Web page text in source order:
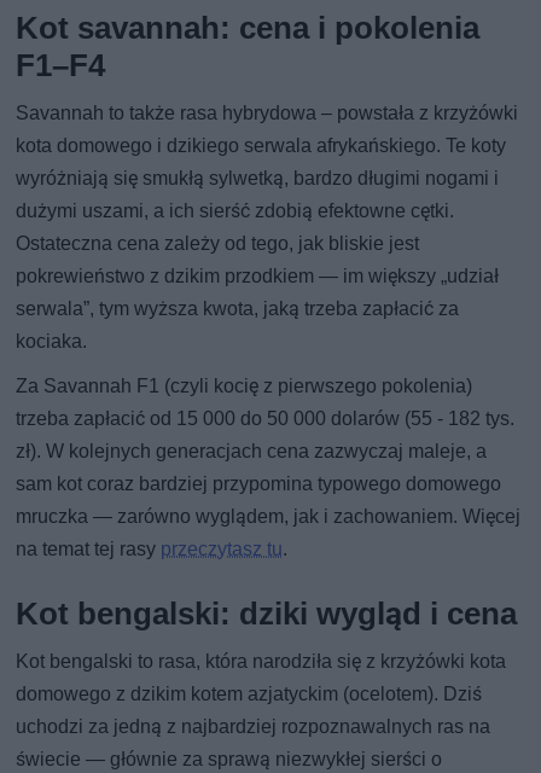
Kot savannah: cena i pokolenia
F1–F4
Savannah to także rasa hybrydowa – powstała z krzyżówki
kota domowego i dzikiego serwala afrykańskiego. Te koty
wyróżniają się smukłą sylwetką, bardzo długimi nogami i
dużymi uszami, a ich sierść zdobią efektowne cętki.
Ostateczna cena zależy od tego, jak bliskie jest
pokrewieństwo z dzikim przodkiem — im większy „udział
serwala”, tym wyższa kwota, jaką trzeba zapłacić za
kociaka.
Za Savannah F1 (czyli kocię z pierwszego pokolenia)
trzeba zapłacić od 15 000 do 50 000 dolarów (55 - 182 tys.
zł). W kolejnych generacjach cena zazwyczaj maleje, a
sam kot coraz bardziej przypomina typowego domowego
mruczka — zarówno wyglądem, jak i zachowaniem. Więcej
na temat tej rasy przeczytasz tu.
Kot bengalski: dziki wygląd i cena
Kot bengalski to rasa, która narodziła się z krzyżówki kota
domowego z dzikim kotem azjatyckim (ocelotem). Dziś
uchodzi za jedną z najbardziej rozpoznawalnych ras na
świecie — głównie za sprawą niezwykłej sierści o